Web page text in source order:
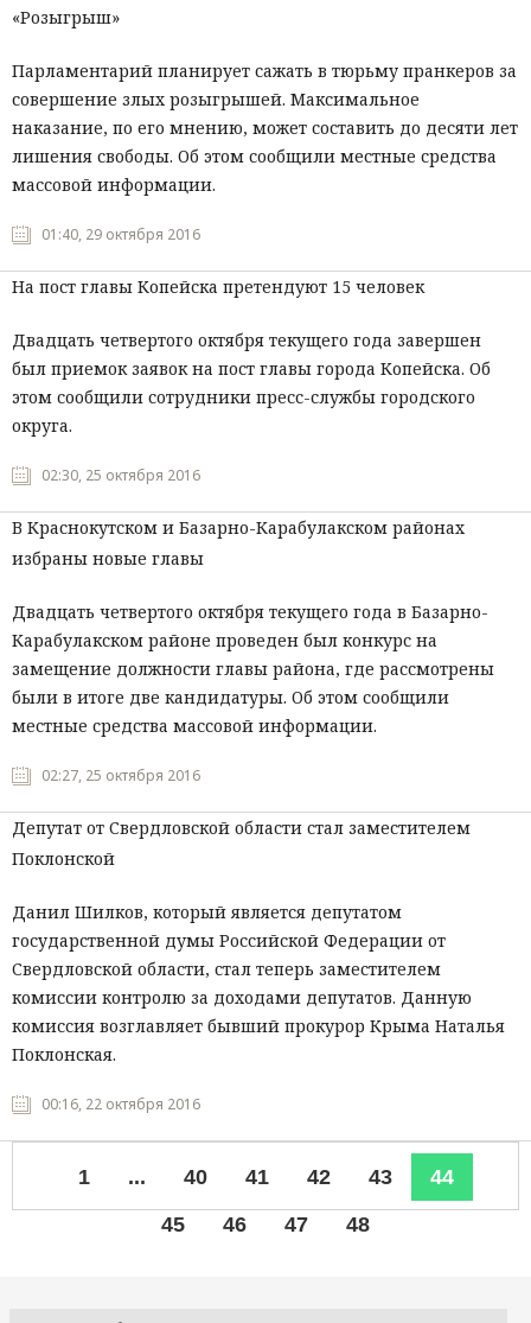
«Розыгрыш»
Парламентарий планирует сажать в тюрьму пранкеров за
совершение злых розыгрышей. Максимальное
наказание, по его мнению, может составить до десяти лет
лишения свободы. Об этом сообщили местные средства
массовой информации.
01:40, 29 октября 2016
На пост главы Копейска претендуют 15 человек
Двадцать четвертого октября текущего года завершен
был приемок заявок на пост главы города Копейска. Об
этом сообщили сотрудники пресс-службы городского
округа.
02:30, 25 октября 2016
В Краснокутском и Базарно-Карабулакском районах
избраны новые главы
Двадцать четвертого октября текущего года в Базарно-
Карабулакском районе проведен был конкурс на
замещение должности главы района, где рассмотрены
были в итоге две кандидатуры. Об этом сообщили
местные средства массовой информации.
02:27, 25 октября 2016
Депутат от Свердловской области стал заместителем
Поклонской
Данил Шилков, который является депутатом
государственной думы Российской Федерации от
Свердловской области, стал теперь заместителем
комиссии контролю за доходами депутатов. Данную
комиссия возглавляет бывший прокурор Крыма Наталья
Поклонская.
00:16, 22 октября 2016
1 ... 40 41 42 43
44
45
46 47 48